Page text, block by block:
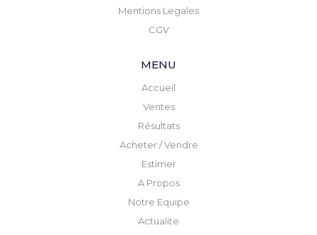
Mentions Legales
CGV
MENU
Accueil
Ventes
Résultats
Acheter / Vendre
Estimer
A Propos
Notre Equipe
Actualite